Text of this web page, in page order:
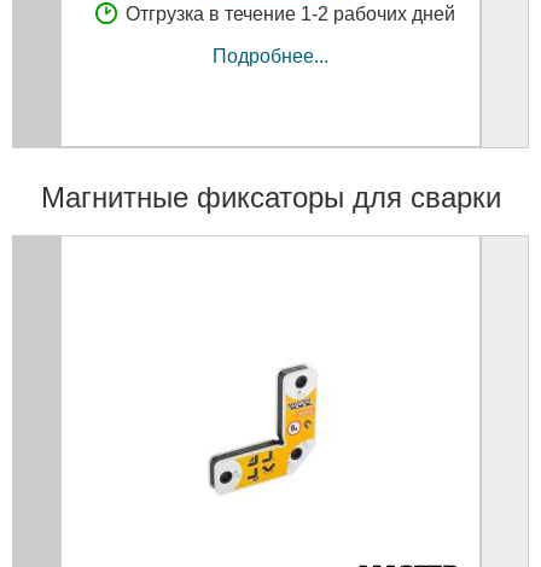
Отгрузка в течение 1-2 рабочих дней
Подробнее...
Магнитные фиксаторы для сварки